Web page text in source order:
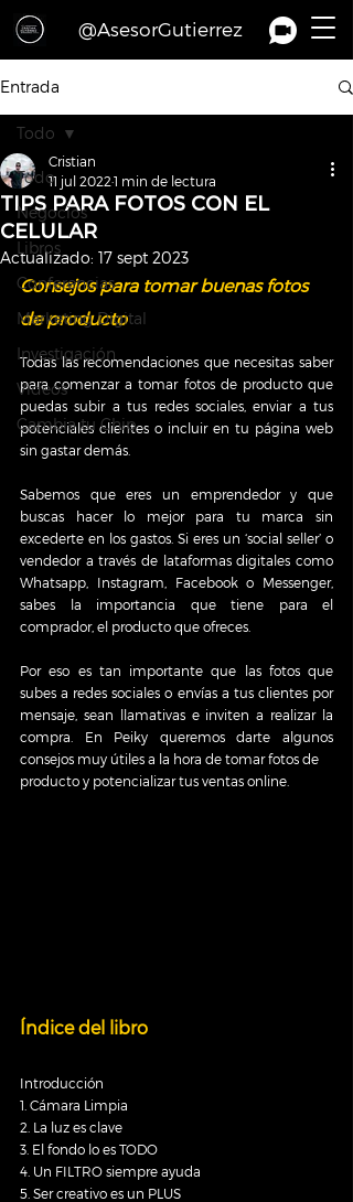
@AsesorGutierrez
Entrada
Todo
Negocios
Libros
Conferencias
Marketing Digital
Investigación
Videos
Cambia tu Chip
Todo
TIPS PARA FOTOS CON EL
CELULAR
Cristian
11 jul 2022 1 min de lectura
Actualizado: 17 sept 2023
Consejos para tomar buenas fotos
de producto
Todas las recomendaciones que necesitas saber
para comenzar a tomar fotos de producto que
puedas subir a tus redes sociales, enviar a tus
potenciales clientes o incluir en tu página web
sin gastar demás.
Sabemos que eres un emprendedor y que
buscas hacer lo mejor para tu marca sin
excederte en los gastos. Si eres un ‘social seller’ o
vendedor a través de lataformas digitales como
Whatsapp, Instagram, Facebook o Messenger,
sabes la importancia que tiene para el
comprador, el producto que ofreces.
Por eso es tan importante que las fotos que
subes a redes sociales o envías a tus clientes por
mensaje, sean llamativas e inviten a realizar la
compra. En Peiky queremos darte algunos
consejos muy útiles a la hora de tomar fotos de
producto y potencializar tus ventas online.
Índice del libro
Introducción
1. Cámara Limpia
2. La luz es clave
3. El fondo lo es TODO
4. Un FILTRO siempre ayuda
5. Ser creativo es un PLUS